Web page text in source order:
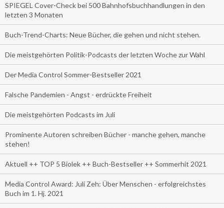
SPIEGEL Cover-Check bei 500 Bahnhofsbuchhandlungen in den
letzten 3 Monaten
Buch-Trend-Charts: Neue Bücher, die gehen und nicht stehen.
Die meistgehörten Politik-Podcasts der letzten Woche zur Wahl
Der Media Control Sommer-Bestseller 2021
Falsche Pandemien - Angst - erdrückte Freiheit
Die meistgehörten Podcasts im Juli
Prominente Autoren schreiben Bücher - manche gehen, manche
stehen!
Aktuell ++ TOP 5 Biolek ++ Buch-Bestseller ++ Sommerhit 2021
Media Control Award: Juli Zeh: Über Menschen - erfolgreichstes
Buch im 1. Hj. 2021